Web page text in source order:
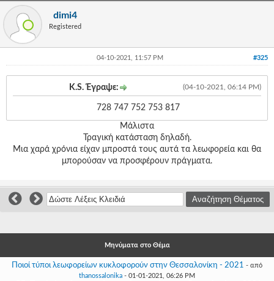
-
-
-
-
Επισκέπτη!
dimi4
Registered
#325
04-10-2021, 11:57 PM
(04-10-2021, 06:14 PM)
K.S. Έγραψε:
728 747 752 753 817
Μάλιστα
Τραγική κατάσταση δηλαδή.
Μια χαρά χρόνια είχαν μπροστά τους αυτά τα λεωφορεία και θα
μπορούσαν να προσφέρουν πράγματα.
Μηνύματα στο Θέμα
Ποιοί τύποι λεωφορείων κυκλοφορούν στην Θεσσαλονίκη - 2021 - από
thanossalonika - 01-01-2021, 06:26 PM